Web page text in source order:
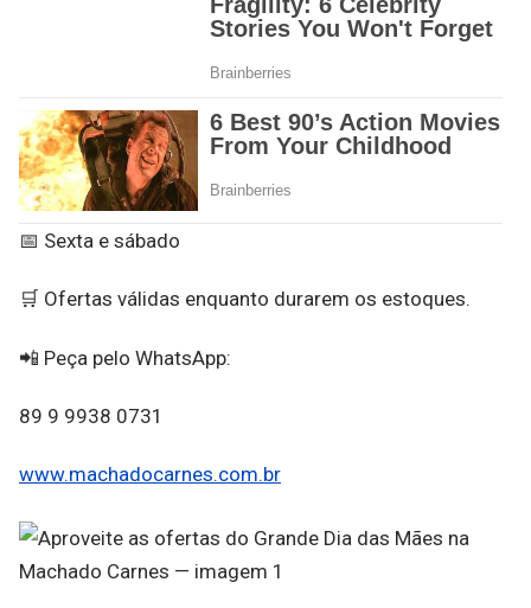
📅 Sexta e sábado
🛒 Ofertas válidas enquanto durarem os estoques.
📲 Peça pelo WhatsApp:
89 9 9938 0731
www.machadocarnes.com.br